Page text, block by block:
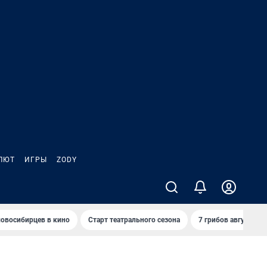
ИГРЫ ZODY
в кино Старт театрального сезона 7 грибов августа